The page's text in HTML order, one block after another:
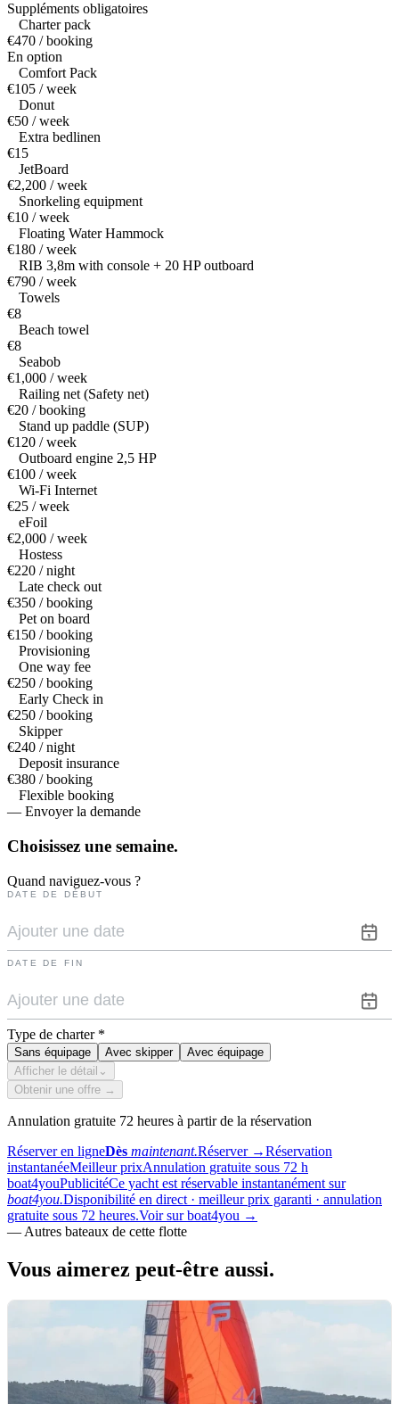
Suppléments obligatoires
Charter pack
€470 / booking
En option
Comfort Pack
€105 / week
Donut
€50 / week
Extra bedlinen
€15
JetBoard
€2,200 / week
Snorkeling equipment
€10 / week
Floating Water Hammock
€180 / week
RIB 3,8m with console + 20 HP outboard
€790 / week
Towels
€8
Beach towel
€8
Seabob
€1,000 / week
Railing net (Safety net)
€20 / booking
Stand up paddle (SUP)
€120 / week
Outboard engine 2,5 HP
€100 / week
Wi-Fi Internet
€25 / week
eFoil
€2,000 / week
Hostess
€220 / night
Late check out
€350 / booking
Pet on board
€150 / booking
Provisioning
One way fee
€250 / booking
Early Check in
€250 / booking
Skipper
€240 / night
Deposit insurance
€380 / booking
Flexible booking
— Envoyer la demande
Choisissez une semaine.
Quand naviguez-vous ?
DATE DE DÉBUT
DATE DE FIN
Type de charter *
Sans équipage Avec skipper
Avec équipage
Afficher le détail ⌄
Obtenir une offre →
Annulation gratuite 72 heures à partir de la réservation
Réserver en ligneDès maintenant.Réserver →Réservation
instantanéeMeilleur prixAnnulation gratuite sous 72 h
boat4youPublicitéCe yacht est réservable instantanément sur
boat4you.Disponibilité en direct · meilleur prix garanti · annulation
gratuite sous 72 heures.Voir sur boat4you →
— Autres bateaux de cette flotte
Vous aimerez peut-être aussi.